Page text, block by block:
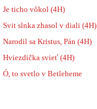
Je ticho vôkol (4H)
Svit slnka zhasol v diali (4H)
Narodil sa Kristus, Pán (4H)
Hviezdička svieť (4H)
Ó, to svetlo v Betleheme